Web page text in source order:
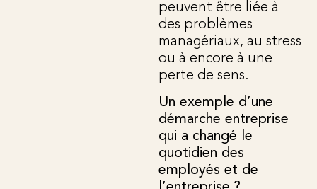
peuvent être liée à
des problèmes
managériaux, au stress
ou à encore à une
perte de sens.
Un exemple d’une
démarche entreprise
qui a changé le
quotidien des
employés et de